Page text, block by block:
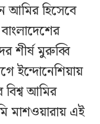
আমির হিসেবে
শীর্ষ মুরুব্বি
ইন্দোনেশিয়ায়
আমির
মাশওয়ারায় এই